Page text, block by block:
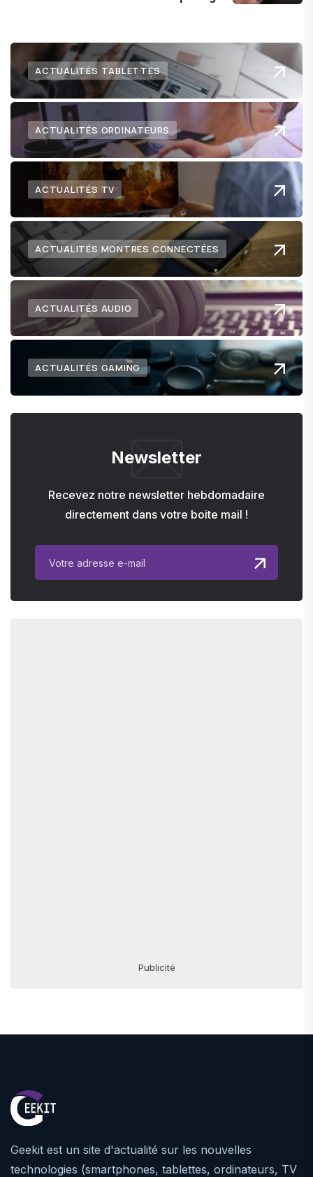
ACTUALITÉS TABLETTES
ACTUALITÉS ORDINATEURS
ACTUALITÉS TV
ACTUALITÉS MONTRES CONNECTÉES
ACTUALITÉS AUDIO
ACTUALITÉS GAMING
Newsletter
Recevez notre newsletter hebdomadaire
directement dans votre boite mail !
Publicité
Geekit est un site d'actualité sur les nouvelles
technologies (smartphones, tablettes, ordinateurs, TV